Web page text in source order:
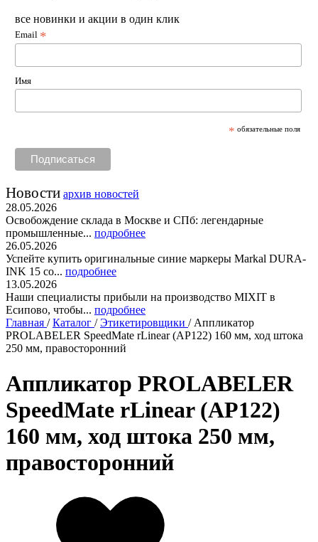
все новинки и акции в один клик
Email *
Имя
* обязательные поля
Новости архив новостей
28.05.2026
Освобождение склада в Москве и СПб: легендарные
промышленные... подробнее
26.05.2026
Успейте купить оригинальные синие маркеры Markal DURA-
INK 15 со... подробнее
13.05.2026
Наши специалисты прибыли на производство MIXIT в
Есипово, чтобы... подробнее
Главная /Каталог / Этикетировщики / Аппликатор
PROLABELER SpeedMate rLinear (AP122) 160 мм, ход штока
250 мм, правосторонний
Аппликатор PROLABELER
SpeedMate rLinear (AP122)
160 мм, ход штока 250 мм,
правосторонний